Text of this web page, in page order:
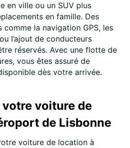
en ville ou un SUV plus
en famille. Des
comme la navigation GPS, les
l’ajout de conducteurs
réservés. Avec une flotte de
vous êtes assuré de
dès votre arrivée.
voiture de
de Lisbonne
voiture de location à